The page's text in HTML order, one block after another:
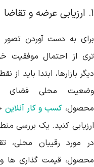
به دست آوردن تصور
از احتمال موفقیت
بازارها، ابتدا باید از
محلی فضای
کسب و کار آنلاین
کنید. یک بررسی
مورد رقیبان محلی،
قیمت گذاری ها و